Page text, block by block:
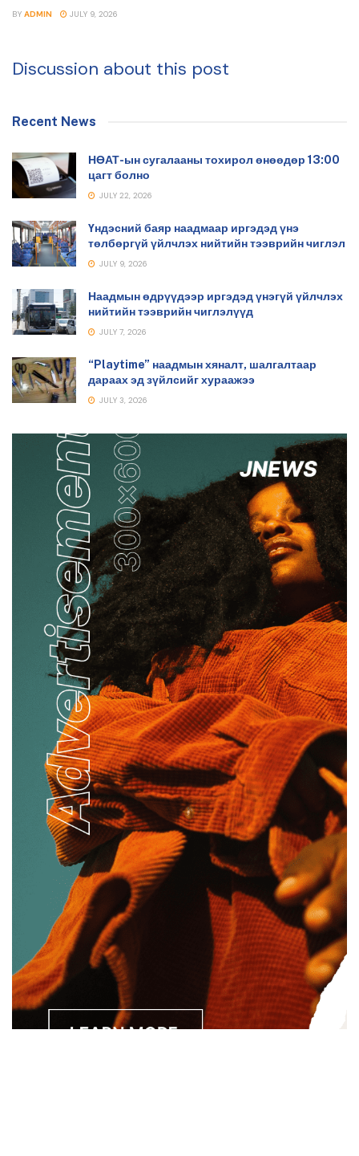
BY ADMIN JULY 9, 2026
Discussion about this post
Recent News
НӨАТ-ын сугалааны тохирол өнөөдөр 13:00
цагт болно
JULY 22, 2026
Үндэсний баяр наадмаар иргэдэд үнэ
төлбөргүй үйлчлэх нийтийн тээврийн чиглэл
JULY 9, 2026
Наадмын өдрүүдээр иргэдэд үнэгүй үйлчлэх
нийтийн тээврийн чиглэлүүд
JULY 7, 2026
“Playtime” наадмын хяналт, шалгалтаар
дараах эд зүйлсийг хураажээ
JULY 3, 2026